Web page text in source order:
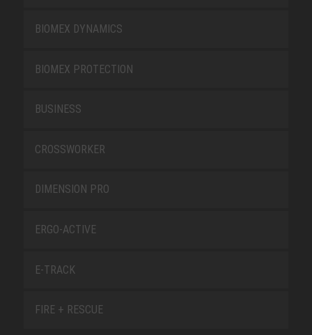
BIOMEX DYNAMICS
BIOMEX PROTECTION
BUSINESS
CROSSWORKER
DIMENSION PRO
ERGO-ACTIVE
E-TRACK
FIRE + RESCUE